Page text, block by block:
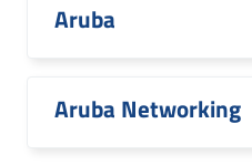
Aruba
Aruba Networking